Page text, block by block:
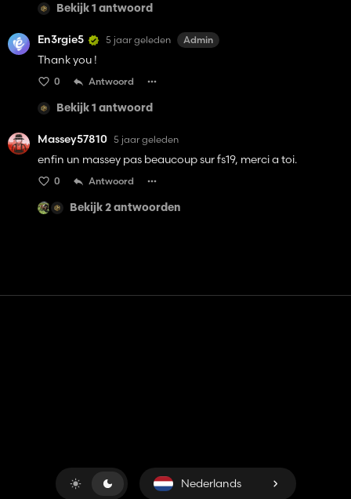
Bekijk 1 antwoord
En3rgie5 5 jaar geleden Admin
Thank you !
0 Antwoord
Bekijk 1 antwoord
Massey57810 5 jaar geleden
enfin un massey pas beaucoup sur fs19, merci a toi.
0 Antwoord
Bekijk 2 antwoorden
Nederlands